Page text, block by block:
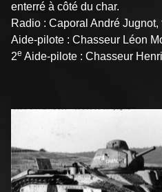
enterré à côté du char.
Radio : Caporal André Jugnot,
Aide-pilote : Chasseur Léon
2e Aide-pilote : Chasseur